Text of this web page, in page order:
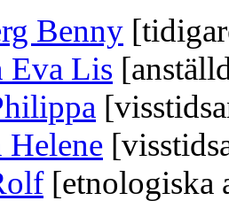
Benny
Eva Lis
Helene
[etnologiska